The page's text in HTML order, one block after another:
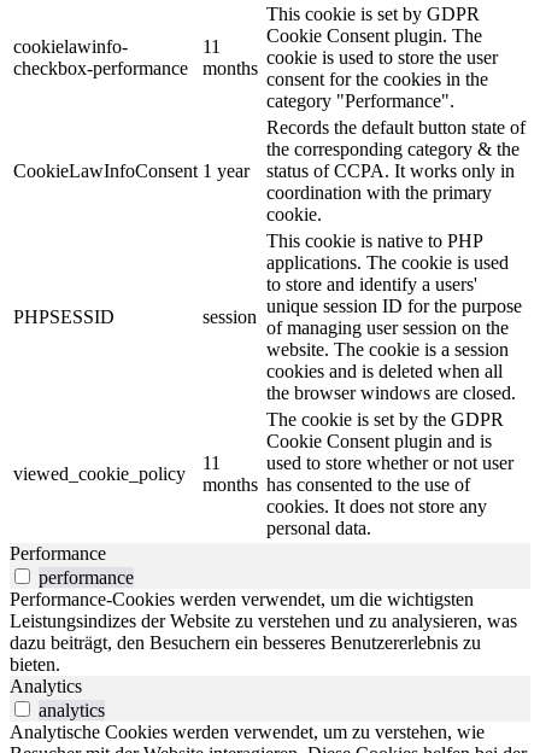
cookielawinfo-
checkbox-performance
11
months
This cookie is set by GDPR
Cookie Consent plugin. The
cookie is used to store the user
consent for the cookies in the
category "Performance".
CookieLawInfoConsent 1 year
Records the default button state of
the corresponding category & the
status of CCPA. It works only in
coordination with the primary
cookie.
PHPSESSID session
This cookie is native to PHP
applications. The cookie is used
to store and identify a users'
unique session ID for the purpose
of managing user session on the
website. The cookie is a session
cookies and is deleted when all
the browser windows are closed.
viewed_cookie_policy
11
months
The cookie is set by the GDPR
Cookie Consent plugin and is
used to store whether or not user
has consented to the use of
cookies. It does not store any
personal data.
Performance
performance
Performance-Cookies werden verwendet, um die wichtigsten
Leistungsindizes der Website zu verstehen und zu analysieren, was
dazu beiträgt, den Besuchern ein besseres Benutzererlebnis zu
bieten.
Analytics
analytics
Analytische Cookies werden verwendet, um zu verstehen, wie